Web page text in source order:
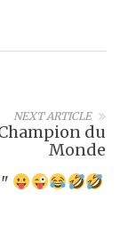
NEXT ARTICLE
du
Monde